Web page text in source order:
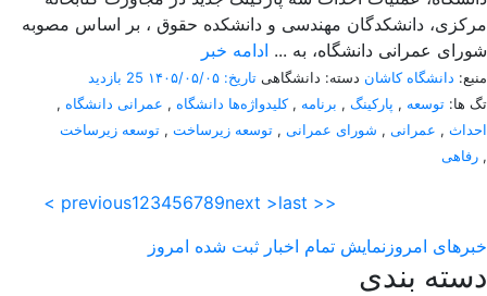
مرکزی، دانشکدگان مهندسی و دانشکده حقوق ، بر اساس مصوبه
شورای عمرانی دانشگاه، به ... ادامه خبر
منبع: دانشگاه کاشان دسته: دانشگاهی تاریخ: ۱۴۰۵/۰۵/۰۵
25 بازدید
تگ ها: توسعه , پارکینگ , برنامه ,کلیدواژه‌ها دانشگاه , عمرانی دانشگاه ,
احداث , عمرانی , شورای عمرانی , توسعه زیرساخت , توسعه زیرساخت
رفاهی ,
< previous123456789next >last >>
خبرهای امروز نمایش تمام اخبار ثبت شده امروز
دسته بندی